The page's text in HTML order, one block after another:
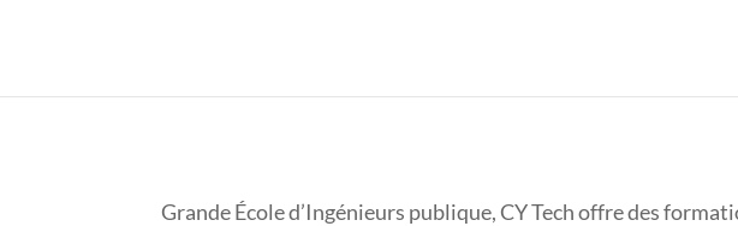
Grande École d’Ingénieurs publique, CY Tech offre des